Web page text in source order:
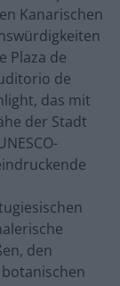
Kanarischen
Plaza de
de
das mit
der Stadt
den